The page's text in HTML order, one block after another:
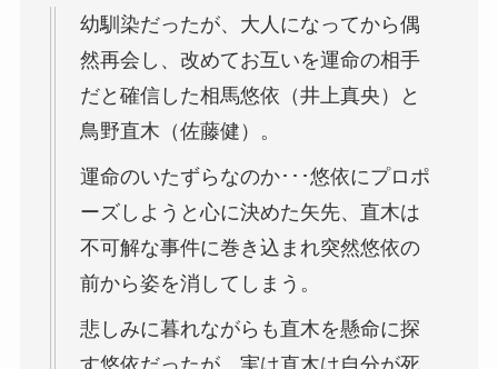
幼馴染だったが、大人になってから偶
然再会し、改めてお互いを運命の相手
だと確信した相馬悠依（井上真央）と
鳥野直木（佐藤健）。
運命のいたずらなのか･･･悠依にプロポ
ーズしようと心に決めた矢先、直木は
不可解な事件に巻き込まれ突然悠依の
前から姿を消してしまう。
悲しみに暮れながらも直木を懸命に探